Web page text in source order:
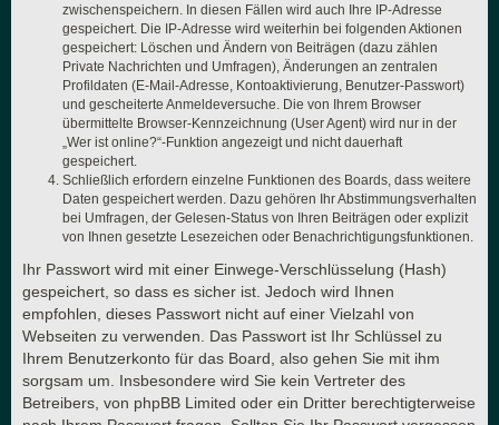
zwischenspeichern. In diesen Fällen wird auch Ihre IP-Adresse
gespeichert. Die IP-Adresse wird weiterhin bei folgenden Aktionen
gespeichert: Löschen und Ändern von Beiträgen (dazu zählen
Private Nachrichten und Umfragen), Änderungen an zentralen
Profildaten (E-Mail-Adresse, Kontoaktivierung, Benutzer-Passwort)
und gescheiterte Anmeldeversuche. Die von Ihrem Browser
übermittelte Browser-Kennzeichnung (User Agent) wird nur in der
„Wer ist online?“-Funktion angezeigt und nicht dauerhaft
gespeichert.
Schließlich erfordern einzelne Funktionen des Boards, dass weitere
Daten gespeichert werden. Dazu gehören Ihr Abstimmungsverhalten
bei Umfragen, der Gelesen-Status von Ihren Beiträgen oder explizit
von Ihnen gesetzte Lesezeichen oder Benachrichtigungsfunktionen.
Ihr Passwort wird mit einer Einwege-Verschlüsselung (Hash)
gespeichert, so dass es sicher ist. Jedoch wird Ihnen
empfohlen, dieses Passwort nicht auf einer Vielzahl von
Webseiten zu verwenden. Das Passwort ist Ihr Schlüssel zu
Ihrem Benutzerkonto für das Board, also gehen Sie mit ihm
sorgsam um. Insbesondere wird Sie kein Vertreter des
Betreibers, von phpBB Limited oder ein Dritter berechtigterweise